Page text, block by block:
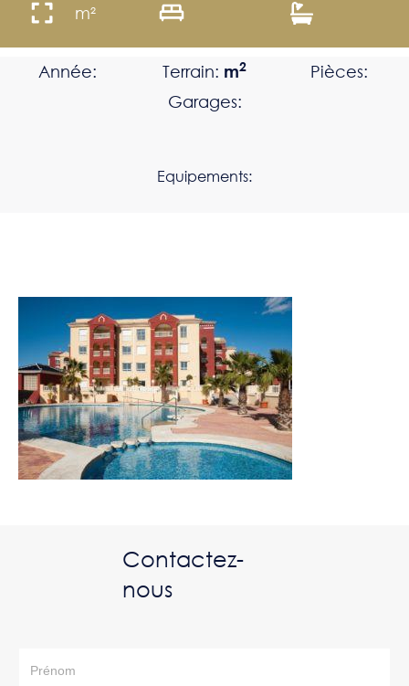
m²
Année: Terrain: m2
Pièces:
Garages:
Equipements:
Contactez-
nous